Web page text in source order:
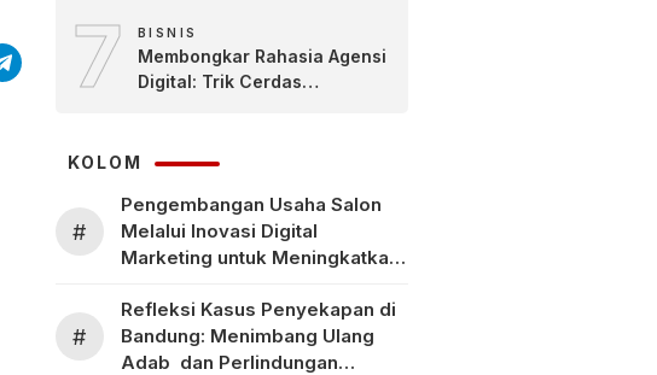
7 BISNIS
Membongkar Rahasia Agensi
Digital: Trik Cerdas
KOLOM
#
Pengembangan Usaha Salon
Melalui Inovasi Digital
Marketing untuk Meningkatkan
Salon Mitra, Selong Lombok
Timur
#
Refleksi Kasus Penyekapan di
Bandung: Menimbang Ulang
Adab dan Perlindungan